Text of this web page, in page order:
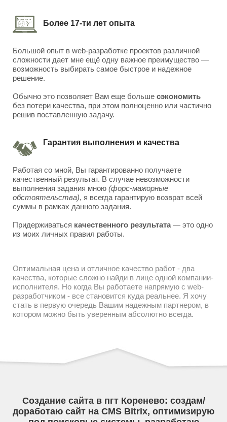
Более 17-ти лет опыта
Большой опыт в web-разработке проектов различной
сложности дает мне ещё одну важное преимущество —
возможность выбирать самое быстрое и надежное
решение.
Обычно это позволяет Вам еще больше сэкономить
без потери качества, при этом полноценно или частично
решив поставленную задачу.
Гарантия выполнения и качества
Работая со мной, Вы гарантированно получаете
качественный результат. В случае невозможности
выполнения задания мною (форс-мажорные
обстоятельства), я всегда гарантирую возврат всей
суммы в рамках данного задания.
Придерживаться качественного результата— это одно
из моих личных правил работы.
Оптимальная цена и отличное качество работ - два
качества, которые сложно найди в лице одной компании-
исполнителя. Но когда Вы работаете напрямую с web-
разработчиком - все становится куда реальнее. Я хочу
стать в первую очередь Вашим надежным партнером, в
котором можно быть уверенным абсолютно всегда.
Создание сайта в пгт Коренево: создам/
доработаю сайт на CMS Bitrix, оптимизирую